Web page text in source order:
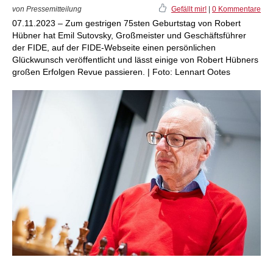
von Pressemitteilung Gefällt mir! 0 Kommentare
07.11.2023 – Zum gestrigen 75sten Geburtstag von Robert
Hübner hat Emil Sutovsky, Großmeister und Geschäftsführer
der FIDE, auf der FIDE-Webseite einen persönlichen
Glückwunsch veröffentlicht und lässt einige von Robert Hübners
großen Erfolgen Revue passieren. | Foto: Lennart Ootes